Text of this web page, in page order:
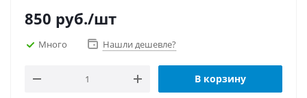
850 руб./шт
Много Нашли дешевле?
В корзину